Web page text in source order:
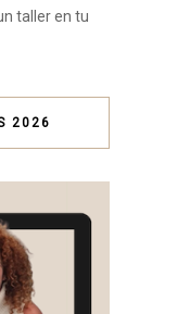
taller en tu
2026